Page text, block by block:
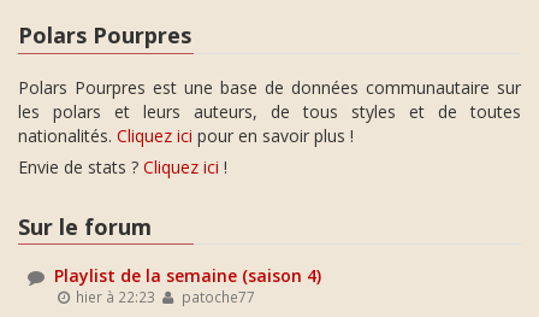
Polars Pourpres
Polars Pourpres est une base de données communautaire sur
les polars et leurs auteurs, de tous styles et de toutes
nationalités. Cliquez ici pour en savoir plus !
Envie de stats ? Cliquez ici !
Sur le forum
Playlist de la semaine (saison 4)
hier à 22:23 patoche77